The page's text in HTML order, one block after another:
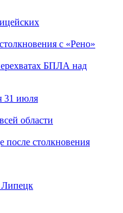
с «Рено»
БПЛА над
31 июля
области
после столкновения
Липецк